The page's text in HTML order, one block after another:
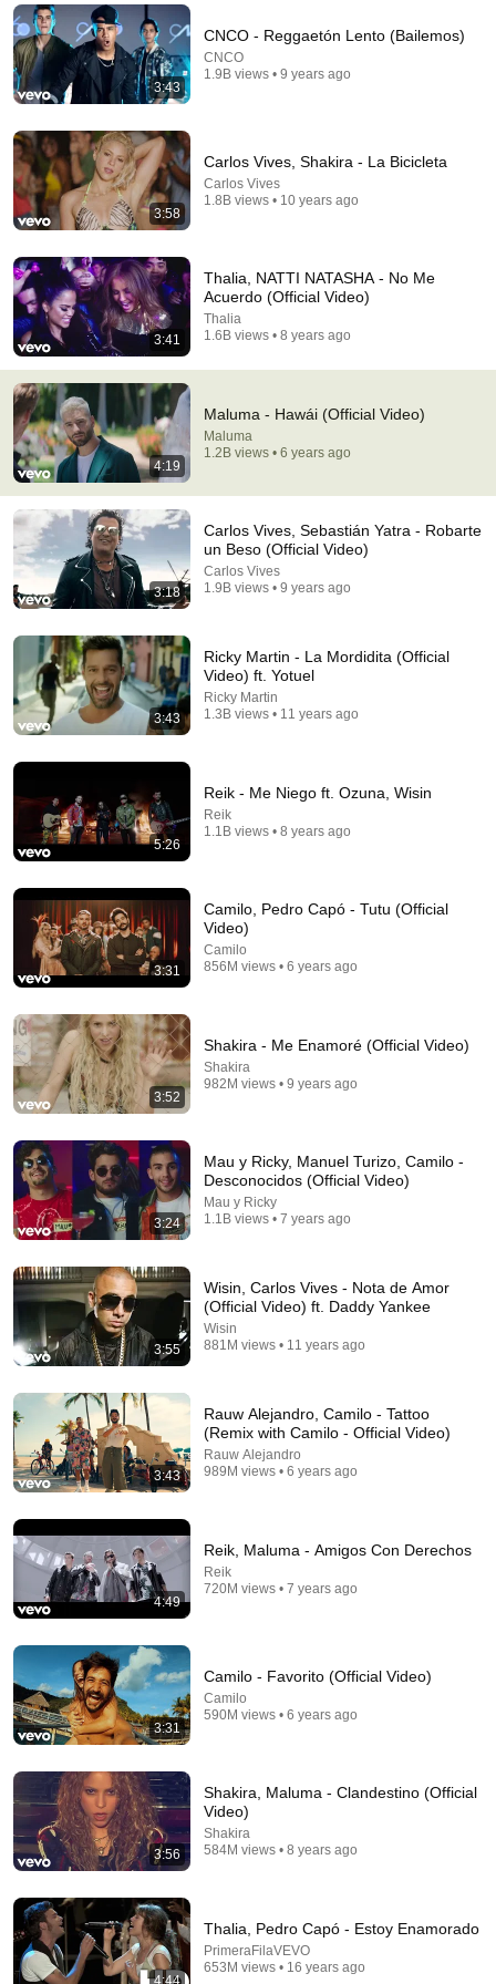
Alguien en 2026.??😉
Maluma - Sobrio (Official Video)
Maluma • 840M views
MALUMA MIX - Las Mejores Canciones de Maluma |
Skills Deejay • 4.7M views
23:34
MALUMA MIX - The Best Songs of Maluma,
Reggaeton Classics
BAD BUNNY x DRAKE - MÍA (Official Video)
Bad Bunny • 1.7B views
MALUMA x SHAKIRA — Siempre Tú (Official Music
Lyrics)
Novaflow • 6.2K views
3:43
CNCO - Reggaetón Lento (Bailemos)
CNCO
1.9B views • 9 years ago
3:58
Carlos Vives, Shakira - La Bicicleta
Carlos Vives
1.8B views • 10 years ago
3:41
Thalia, NATTI NATASHA - No Me
Acuerdo (Official Video)
Thalia
1.6B views • 8 years ago
4:19
Maluma - Hawái (Official Video)
Maluma
1.2B views • 6 years ago
3:18
Carlos Vives, Sebastián Yatra - Robarte
un Beso (Official Video)
Carlos Vives
1.9B views • 9 years ago
3:43
Ricky Martin - La Mordidita (Official
Video) ft. Yotuel
Ricky Martin
1.3B views • 11 years ago
5:26
Reik - Me Niego ft. Ozuna, Wisin
Reik
1.1B views • 8 years ago
3:31
Camilo, Pedro Capó - Tutu (Official
Video)
Camilo
856M views • 6 years ago
3:52
Shakira - Me Enamoré (Official Video)
Shakira
982M views • 9 years ago
3:24
Mau y Ricky, Manuel Turizo, Camilo -
Desconocidos (Official Video)
Mau y Ricky
1.1B views • 7 years ago
3:55
Wisin, Carlos Vives - Nota de Amor
(Official Video) ft. Daddy Yankee
Wisin
881M views • 11 years ago
3:43
Rauw Alejandro, Camilo - Tattoo
(Remix with Camilo - Official Video)
Rauw Alejandro
989M views • 6 years ago
4:49
Reik, Maluma - Amigos Con Derechos
Reik
720M views • 7 years ago
3:31
Camilo - Favorito (Official Video)
Camilo
590M views • 6 years ago
3:56
Shakira, Maluma - Clandestino (Official
Video)
Shakira
584M views • 8 years ago
4:44
Thalia, Pedro Capó - Estoy Enamorado
PrimeraFilaVEVO
653M views • 16 years ago